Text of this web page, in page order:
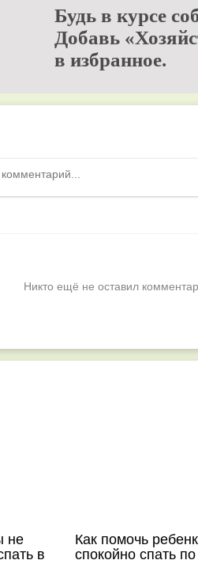
Будь в курсе
Добавь
в избранное.
Никто ещё не оставил
не
в
Как помочь
спокойно спать